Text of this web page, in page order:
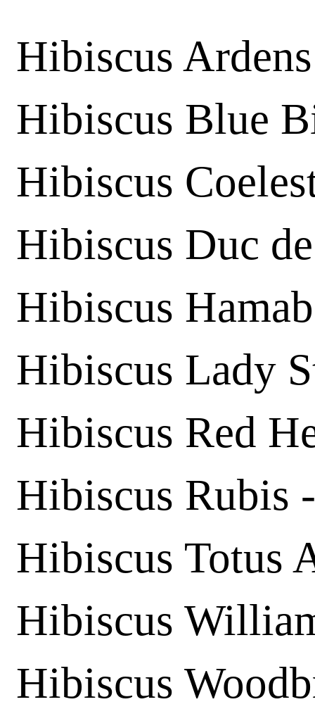
Hibiscus
Hibiscus Blue
Hibiscus
Hibiscus Duc
Hibiscus
Hibiscus Lady
Hibiscus Red
Hibiscus Rubis
Hibiscus Totus
Hibiscus
Hibiscus